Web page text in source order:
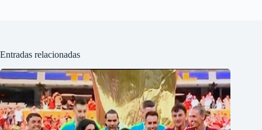
Entradas relacionadas